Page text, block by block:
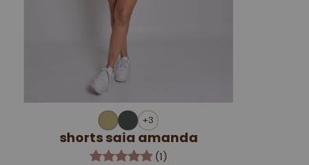
+3
shorts saia amanda
(1)